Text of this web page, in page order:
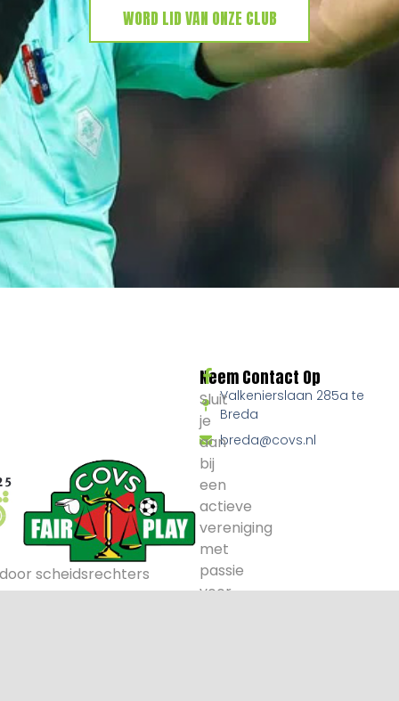
WORD LID VAN ONZE CLUB
scheidsrechters
Neem Contact Op
Valkenierslaan 285a te
Breda
breda@covs.nl
Sluit
je
aan
bij
een
actieve
vereniging
met
passie
voor